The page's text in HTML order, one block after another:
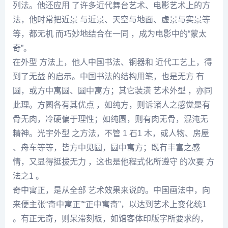
列法。他还应用 了许多近代舞台艺术、电影艺术上的方
法，他时常把近景 与近景、天空与地面、虚景与实景等
等，都无机 而巧妙地结合在一同 ，成为电影中的“蒙太
奇”。
在外型 方法上，他人中国书法、铜器和 近代工艺上，得
到了无益 的启示。中国书法的结构用笔，也是无方 有
圆，或方中寓圆、圆中寓方；其它装潢 艺术外型 ，亦同
此理。方圆各有其优点 ，如纯方，则诉诸人之感觉是有
骨无肉，冷硬偏于理性；如纯圆，则有肉无骨，混沌无
精神。光宇外型 之方法，不管 1 石1 木，或人物、房屋
、舟车等等，皆方中见圆，圆中寓方；既有丰富之感
情，又显得挺拔无力 ，这也是他程式化所遵守 的次要 方
法之1 。
奇中寓正，是从全部 艺术效果来说的。中国画法中，向
来便主张“奇中寓正”“正中寓奇”，以达到艺术上变化统1
。有正无奇，则呆滞刻板，如馆客体印版字所要求的，